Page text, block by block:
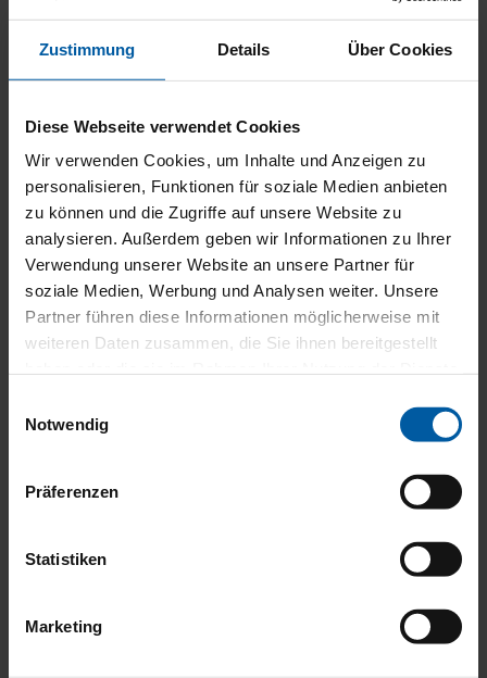
Zustimmung Details Über Cookies
Diese Webseite verwendet Cookies
Wir verwenden Cookies, um Inhalte und Anzeigen zu
personalisieren, Funktionen für soziale Medien anbieten
zu können und die Zugriffe auf unsere Website zu
analysieren. Außerdem geben wir Informationen zu Ihrer
Verwendung unserer Website an unsere Partner für
soziale Medien, Werbung und Analysen weiter. Unsere
Partner führen diese Informationen möglicherweise mit
weiteren Daten zusammen, die Sie ihnen bereitgestellt
Notwendig
Präferenzen
Statistiken
Marketing